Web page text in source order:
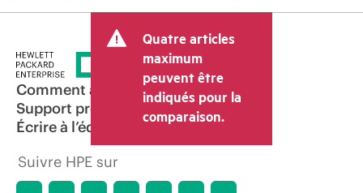
Quatre articles
maximum
peuvent être
indiqués pour la
comparaison.
Comment acheter
Support produit
Écrire à l’équipe commerciale
Suivre HPE sur